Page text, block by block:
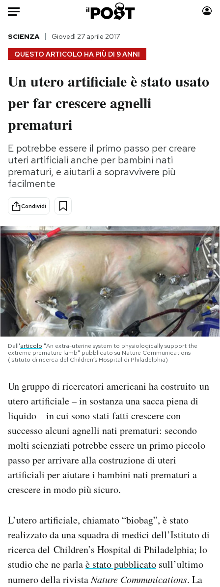
Auto
HOME
Italia
Politica
Tecnologia
Scienza
Cultura
Economia
Sport
Moda
Consumismi
Media
Europa
PODCAST
NEWSLETTER
I MIEI PREFERITI
SHOP
AREA PERSONALE
Newsletter
Notifiche mobile
Regala il Post
Hai bisogno di aiuto?
Esci
QUESTO ARTICOLO HA PIÙ DI 9 ANNI
SCIENZA Giovedì 27 aprile 2017
Un utero artificiale è stato usato
per far crescere agnelli
prematuri
E potrebbe essere il primo passo per creare
uteri artificiali anche per bambini nati
prematuri, e aiutarli a sopravvivere più
facilmente
Condividi
Dall'articolo "An extra-uterine system to physiologically support the
extreme premature lamb" pubblicato su Nature Communications
(Istituto di ricerca del Children’s Hospital di Philadelphia)
Un gruppo di ricercatori americani ha costruito un
utero artificiale – in sostanza una sacca piena di
liquido – in cui sono stati fatti crescere con
successo alcuni agnelli nati prematuri: secondo
molti scienziati potrebbe essere un primo piccolo
passo per arrivare alla costruzione di uteri
artificiali per aiutare i bambini nati prematuri a
crescere in modo più sicuro.
L’utero artificiale, chiamato “biobag”, è stato
realizzato da una squadra di medici dell’Istituto di
ricerca del Children’s Hospital di Philadelphia; lo
studio che ne parlaè stato pubblicato sull’ultimo
numero della rivistaNature Communications. La